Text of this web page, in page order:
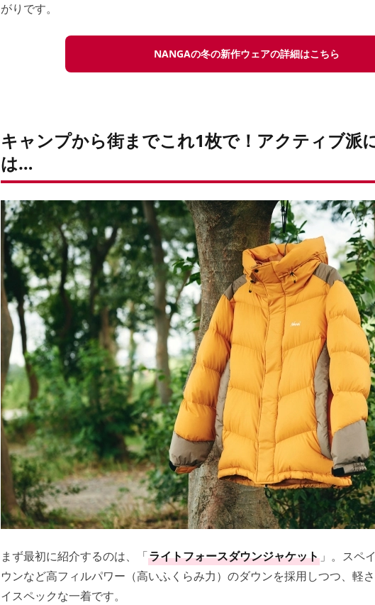
がりです。
NANGAの冬の新作ウェアの詳細はこちら
キャンプから街までこれ1枚で！アクティブ派
は…
まず最初に紹介するのは、「ライトフォースダウンジャケット」。スペ
ウンなど高フィルパワー（高いふくらみ力）のダウンを採用しつつ、軽
イスペックな一着です。